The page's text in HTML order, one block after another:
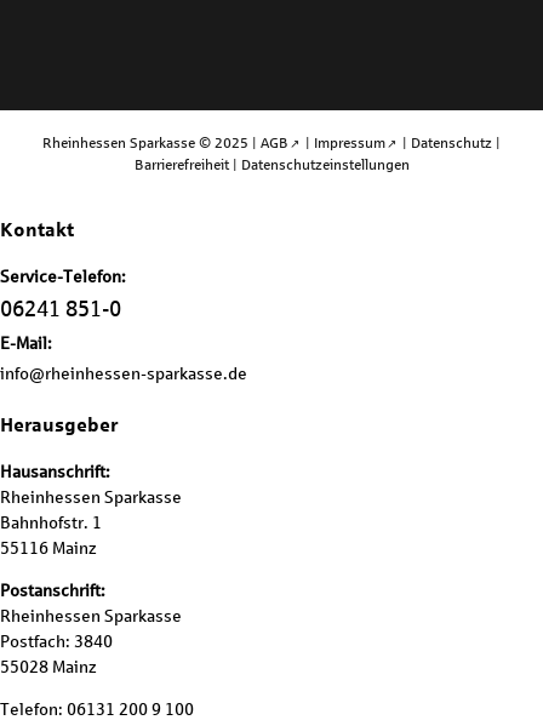
Rheinhessen Sparkasse © 2025 | AGB | Impressum | Datenschutz |
Barrierefreiheit | Datenschutzeinstellungen
Kontakt
Service-Telefon:
06241 851-0
E-Mail:
info@rheinhessen-sparkasse.de
Herausgeber
Hausanschrift:
Rheinhessen Sparkasse
Bahnhofstr. 1
55116 Mainz
Postanschrift:
Rheinhessen Sparkasse
Postfach: 3840
55028 Mainz
Telefon: 06131 200 9 100